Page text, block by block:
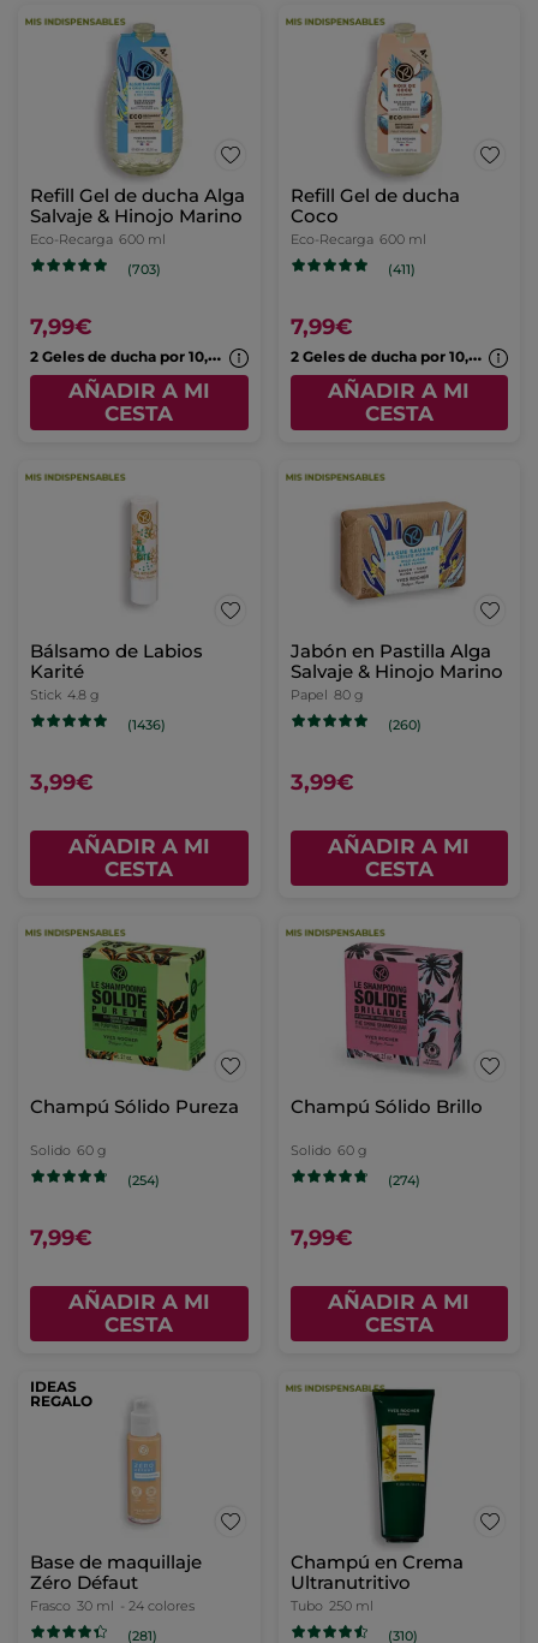
Refill Gel de ducha Alga
Salvaje & Hinojo Marino
Eco-Recarga 600 ml
(703)
7,99€
2
Geles de ducha por 10,99€
AÑADIR A MI
CESTA
Refill Gel de ducha
Coco
Eco-Recarga 600 ml
(411)
7,99€
2
Geles de ducha por 10,99€
AÑADIR A MI
CESTA
Bálsamo de Labios
Karité
Stick 4.8 g
(1436)
3,99€
AÑADIR A MI
CESTA
Jabón en Pastilla Alga
Salvaje & Hinojo Marino
Papel 80 g
(260)
3,99€
AÑADIR A MI
CESTA
Champú Sólido Pureza
Solido 60 g
(254)
7,99€
AÑADIR A MI
CESTA
Champú Sólido Brillo
Solido 60 g
(274)
7,99€
AÑADIR A MI
CESTA
IDEAS
REGALO
Base de maquillaje
Zéro Défaut
Frasco 30 ml - 24 colores
(281)
Champú en Crema
Ultranutritivo
Tubo 250 ml
(310)